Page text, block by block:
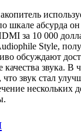
шкале абсурда он
за 10 000
Style,
обсуждают
звука. В
звук стал
нескольких